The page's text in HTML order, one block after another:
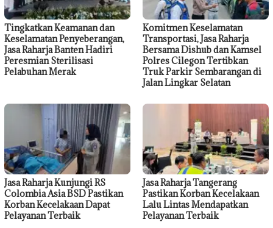
Tingkatkan Keamanan dan
Keselamatan Penyeberangan,
Jasa Raharja Banten Hadiri
Peresmian Sterilisasi
Pelabuhan Merak
Komitmen Keselamatan
Transportasi, Jasa Raharja
Bersama Dishub dan Kamsel
Polres Cilegon Tertibkan
Truk Parkir Sembarangan di
Jalan Lingkar Selatan
Jasa Raharja Kunjungi RS
Colombia Asia BSD Pastikan
Korban Kecelakaan Dapat
Pelayanan Terbaik
Jasa Raharja Tangerang
Pastikan Korban Kecelakaan
Lalu Lintas Mendapatkan
Pelayanan Terbaik